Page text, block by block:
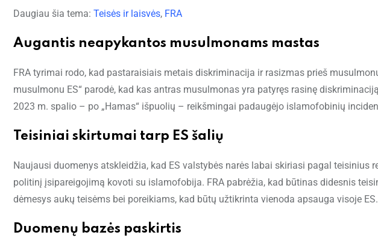
Daugiau šia tema: Teisės ir laisvės, FRA
Augantis neapykantos musulmonams mastas
FRA tyrimai rodo, kad pastaraisiais metais diskriminacija ir rasizmas prieš
musulmonu ES“ parodė, kad kas antras musulmonas yra patyręs rasinę
2023 m. spalio – po „Hamas“ išpuolių – reikšmingai padaugėjo islamofobinių
Teisiniai skirtumai tarp ES šalių
Naujausi duomenys atskleidžia, kad ES valstybės narės labai skiriasi pagal teisinius
politinį įsipareigojimą kovoti su islamofobija. FRA pabrėžia, kad būtinas didesnis
dėmesys aukų teisėms bei poreikiams, kad būtų užtikrinta vienoda apsauga visoje ES.
Duomenų bazės paskirtis